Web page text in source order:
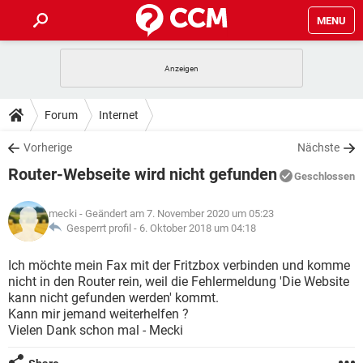
MENU
ANDROID
WINDOWS 10
WHATSAPP TIKTOK
FACEBOOK
TIPPS & TRICKS
SPIELE
WHATSAPP TIKTOK
FACEBOOK
DOWNLOADS
SPIELE STREAMING
ANDROID
WINDOWS 10 INSTAGRAM
WHATSAPP TIKTOK
FACEBOOK HARDWARE
SPIELE STREAMING
ANDROID
WINDOWS 10 INSTAGRAM
WHATSAPP TIKTOK
FACEBOOK
LEXIKON
SPIELE STREAMING
ANDROID IOS
WINDOWS 10
Forum Internet
Vorherige Nächste
Router-Webseite wird nicht gefunden Geschlossen
mecki - Geändert am 7. November 2020 um 05:23
Gesperrt profil - 6. Oktober 2018 um 04:18
Ich möchte mein Fax mit der Fritzbox verbinden und komme
nicht in den Router rein, weil die Fehlermeldung 'Die Website
kann nicht gefunden werden' kommt.
Kann mir jemand weiterhelfen ?
Vielen Dank schon mal - Mecki